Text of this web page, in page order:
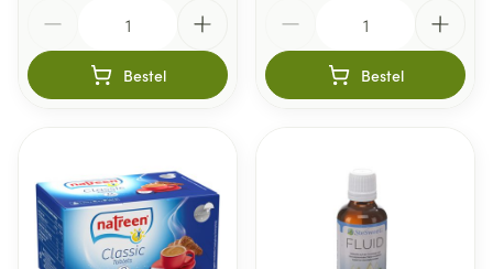
Bestel Bestel